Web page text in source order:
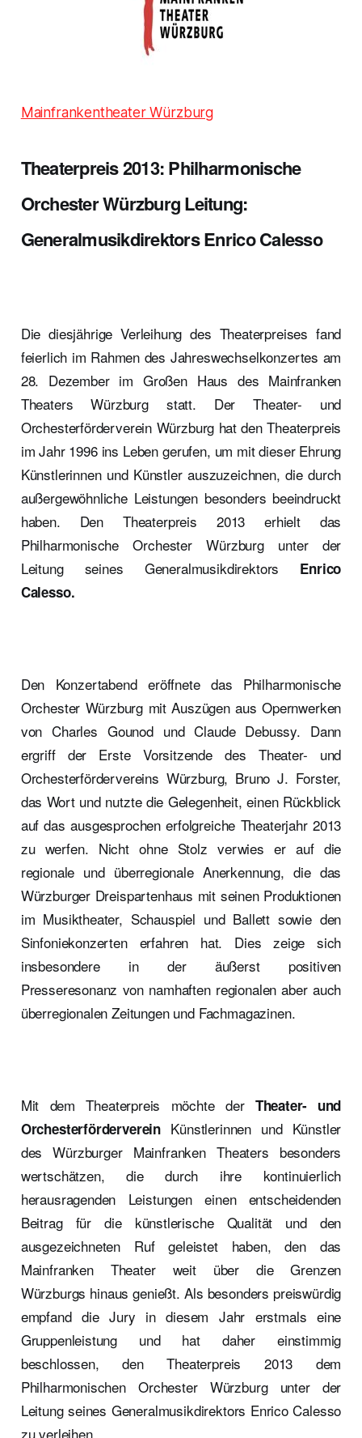
Mainfrankentheater Würzburg
Theaterpreis 2013: Philharmonische
Orchester Würzburg Leitung:
Generalmusikdirektors Enrico Calesso
Die diesjährige Verleihung des Theaterpreises fand
feierlich im Rahmen des Jahreswechselkonzertes am
28. Dezember im Großen Haus des Mainfranken
Theaters Würzburg statt. Der Theater- und
Orchesterförderverein Würzburg hat den Theaterpreis
im Jahr 1996 ins Leben gerufen, um mit dieser Ehrung
Künstlerinnen und Künstler auszuzeichnen, die durch
außergewöhnliche Leistungen besonders beeindruckt
haben. Den Theaterpreis 2013 erhielt das
Philharmonische Orchester Würzburg unter der
Leitung seines Generalmusikdirektors Enrico
Calesso.
Den Konzertabend eröffnete das Philharmonische
Orchester Würzburg mit Auszügen aus Opernwerken
von Charles Gounod und Claude Debussy. Dann
ergriff der Erste Vorsitzende des Theater- und
Orchesterfördervereins Würzburg, Bruno J. Forster,
das Wort und nutzte die Gelegenheit, einen Rückblick
auf das ausgesprochen erfolgreiche Theaterjahr 2013
zu werfen. Nicht ohne Stolz verwies er auf die
regionale und überregionale Anerkennung, die das
Würzburger Dreispartenhaus mit seinen Produktionen
im Musiktheater, Schauspiel und Ballett sowie den
Sinfoniekonzerten erfahren hat. Dies zeige sich
insbesondere in der äußerst positiven
Presseresonanz von namhaften regionalen aber auch
überregionalen Zeitungen und Fachmagazinen.
Mit dem Theaterpreis möchte derTheater- und
Orchesterförderverein Künstlerinnen und Künstler
des Würzburger Mainfranken Theaters besonders
wertschätzen, die durch ihre kontinuierlich
herausragenden Leistungen einen entscheidenden
Beitrag für die künstlerische Qualität und den
ausgezeichneten Ruf geleistet haben, den das
Mainfranken Theater weit über die Grenzen
Würzburgs hinaus genießt. Als besonders preiswürdig
empfand die Jury in diesem Jahr erstmals eine
Gruppenleistung und hat daher einstimmig
beschlossen, den Theaterpreis 2013 dem
Philharmonischen Orchester Würzburg unter der
Leitung seines Generalmusikdirektors Enrico Calesso
zu verleihen.